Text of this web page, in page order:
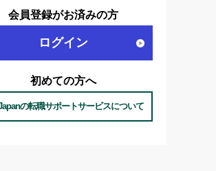
会員登録がお済みの方
ログイン
初めての方へ
の転職サポートサービスについて